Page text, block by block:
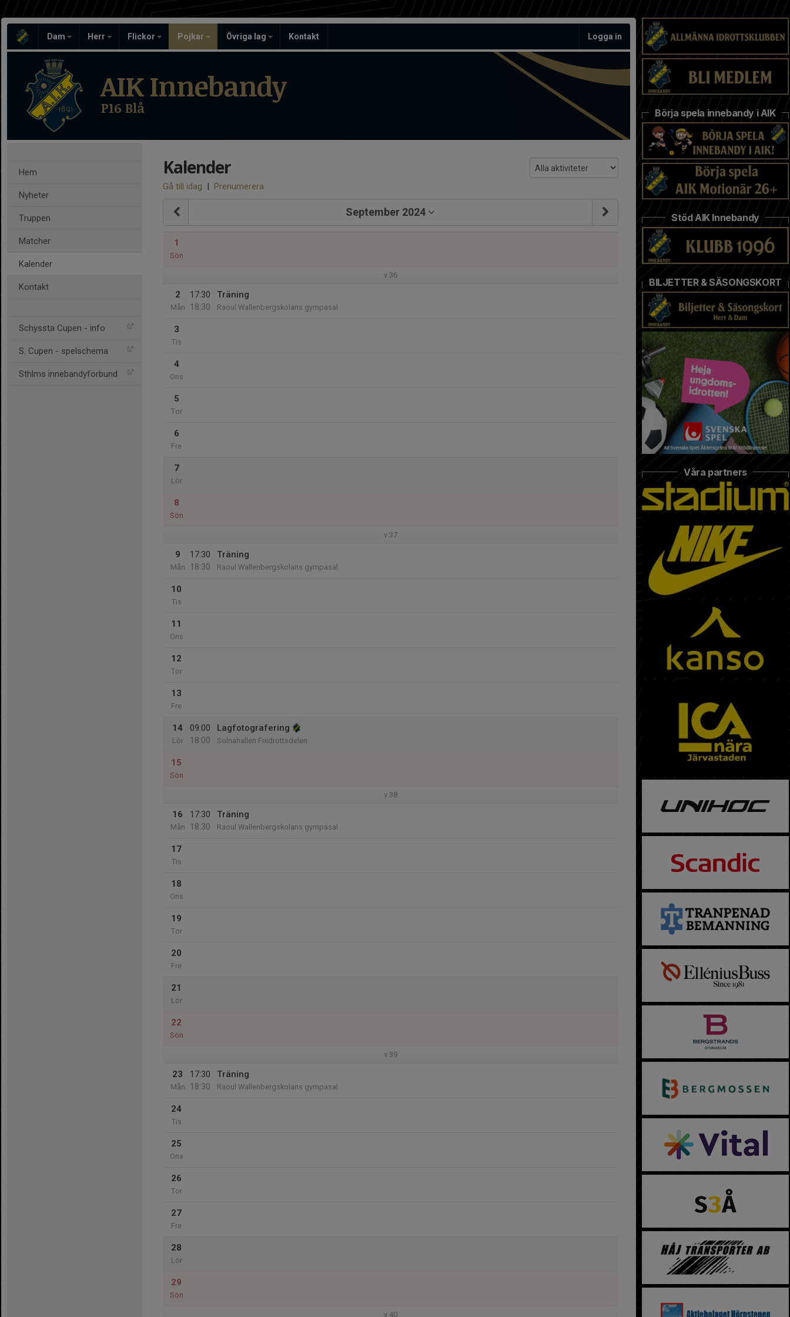
Dam Herr Flickor Pojkar Övriga lag Kontakt Logga in
AIK Innebandy
P16 Blå
Hem
Nyheter
Truppen
Matcher
Kalender
Kontakt
Schyssta Cupen - info
S. Cupen - spelschema
Sthlms innebandyförbund
Kalender
Gå till idag | Prenumerera
September 2024
1
Sön
v.36
2
Mån
17:30
18:30
Träning
Raoul Wallenbergskolans gympasal
3
Tis
4
Ons
5
Tor
6
Fre
7
Lör
8
Sön
v.37
9
Mån
17:30
18:30
Träning
Raoul Wallenbergskolans gympasal
10
Tis
11
Ons
12
Tor
13
Fre
14
Lör
09:00
18:00
Lagfotografering
Solnahallen Friidrottsdelen
15
Sön
v.38
16
Mån
17:30
18:30
Träning
Raoul Wallenbergskolans gympasal
17
Tis
18
Ons
19
Tor
20
Fre
21
Lör
22
Sön
v.39
23
Mån
17:30
18:30
Träning
Raoul Wallenbergskolans gympasal
24
Tis
25
Ons
26
Tor
27
Fre
28
Lör
29
Sön
v.40
Börja spela innebandy i AIK
Stöd AIK Innebandy
BILJETTER & SÄSONGSKORT
Våra partners